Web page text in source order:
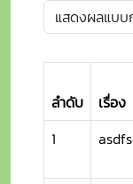
ลำดับ เรื่อง
1